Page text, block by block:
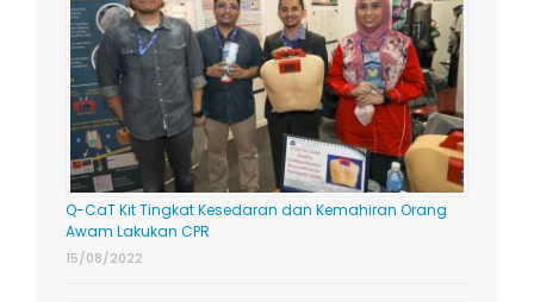
Q-CaT Kit Tingkat Kesedaran dan Kemahiran Orang
Awam Lakukan CPR
15/08/2022